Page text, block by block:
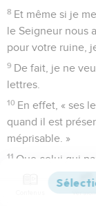
8 Et même si je
le Seigneur nous
pour votre ruine,
9 De fait, je ne
lettres.
10 En effet, « ses
quand il est
méprisable. »
11 Que celui qui
sommes dans
que nous